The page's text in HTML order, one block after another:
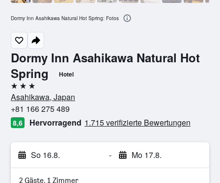
Dormy Inn Asahikawa Natural Hot
Spring
Hotel
3 Sterne
Asahikawa, Japan
+81 166 275 489
8,6 Hervorragend 1.715 verifizierte Bewertungen
So 16.8. - Mo 17.8.
2 Gäste, 1 Zimmer
Dormy Inn Asahikawa Natural Hot Spring: Fotos